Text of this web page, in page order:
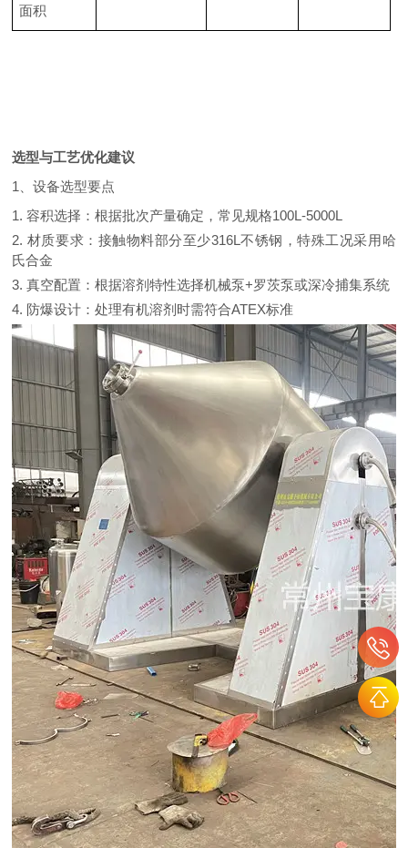
面积
选型与工艺优化建议
1、设备选型要点
1. 容积选择：根据批次产量确定，常见规格100L-5000L
2. 材质要求：接触物料部分至少316L不锈钢，特殊工况采用哈
氏合金
3. 真空配置：根据溶剂特性选择机械泵+罗茨泵或深冷捕集系统
4. 防爆设计：处理有机溶剂时需符合ATEX标准